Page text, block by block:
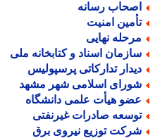
رسانه
امنیت
نهایی
اسناد و کتابخانه ملی
تدارکاتی پرسپولیس
اسلامی شهر مشهد
هیأت علمی دانشگاه
صادرات غیرنفتی
توزیع نیروی برق